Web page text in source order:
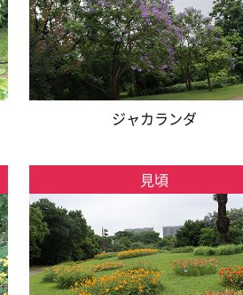
ジャカランダ
見頃